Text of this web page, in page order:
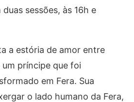
duas sessões, às 16h e
a estória de amor entre
príncipe que foi
em Fera. Sua
o lado humano da Fera,